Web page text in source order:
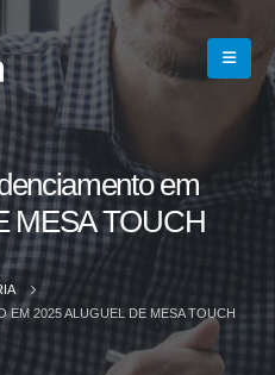
em
MESA TOUCH
EM 2025 ALUGUEL DE MESA TOUCH